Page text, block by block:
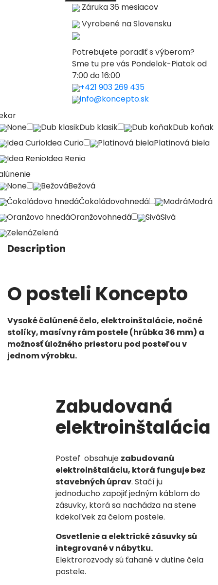
Záruka 36 mesiacov
Vyrobené na Slovensku
Potrebujete poradiť s výberom?
Sme tu pre vás Pondelok-Piatok od
7:00 do 16:00
+421 903 269 435
info@koncepto.sk
None
Dub klasikDub klasik Dub koňakDub koňak
Idea CurioIdea Curio Platinová bielaPlatinová biela
Idea RenioIdea Renio
None
BežováBežová
Čokoládovo hnedáČokoládovohnedá ModráModrá
Oranžovo hnedáOranžovohnedá SiváSivá
ZelenáZelená
Description
O posteli Koncepto
Vysoké čalúnené čelo, elektroinštalácie, nočné
stolíky, masívny rám postele (hrúbka 36 mm) a
možnosť úložného priestoru pod posteľou v
jednom výrobku.
Zabudovaná
elektroinštalácia
Posteľ obsahuje zabudovanú
elektroinštaláciu, ktorá funguje bez
stavebných úprav. Stačí ju
jednoducho zapojiť jedným káblom do
zásuvky, ktorá sa nachádza na stene
kdekoľvek za čelom postele.
Osvetlenie a elektrické zásuvky sú
integrované v nábytku.
Elektrorozvody sú ťahané v dutine čela
postele.